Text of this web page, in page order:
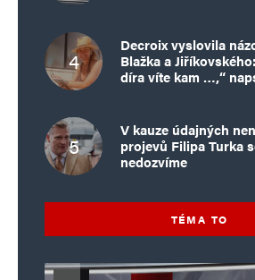
Decroix vyslovila
Blažka a
díra víte kam …,“
V kauze údajných
projevů Filipa Turka
nedozvíme
TÉMA TO